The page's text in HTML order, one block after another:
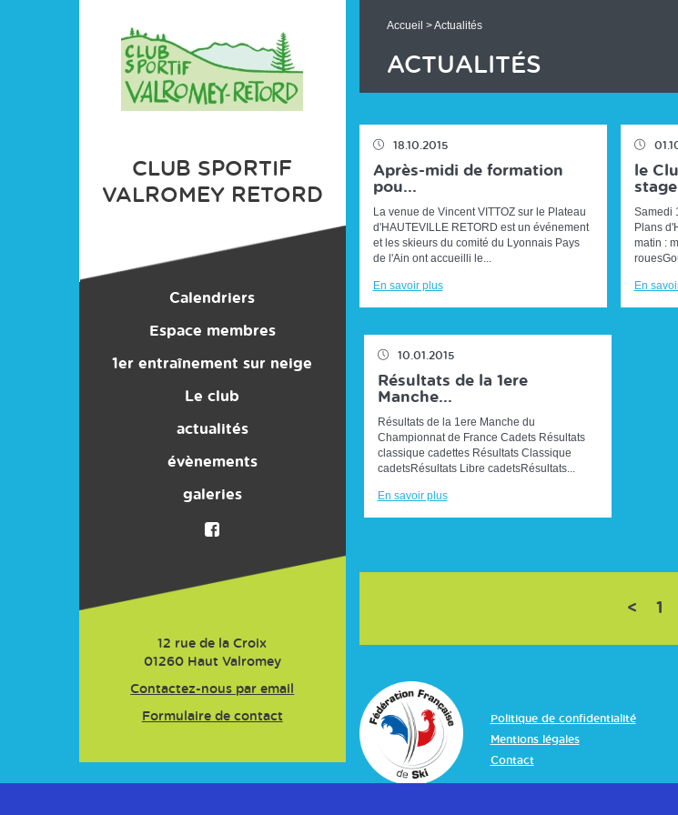
CLUB SPORTIF
VALROMEY RETORD
Calendriers
Entraînements
Compétitions
Stages
Espace membres
Bonnes Affaires
1er entraînement sur neige
Le club
ACTIVITES
Nos partenaires
Presse
Adhésion
actualités
évènements
galeries
12 rue de la Croix
01260 Haut Valromey
Contactez-nous par email
Formulaire de contact
Accueil > Actualités
ACTUALITÉS
18.10.2015
Après-midi de formation
pou...
La venue de Vincent VITTOZ sur le Plateau
d'HAUTEVILLE RETORD est un événement
et les skieurs du comité du Lyonnais Pays
de l'Ain ont accueilli le...
En savoir plus
le
stage
Samedi
Plans
matin :
En
10.01.2015
Résultats de la 1ere
Manche...
Résultats de la 1ere Manche du
Championnat de France Cadets Résultats
classique cadettes Résultats Classique
cadetsRésultats Libre cadetsRésultats...
En savoir plus
< 1
Politique de confidentialité
Mentions légales
Contact